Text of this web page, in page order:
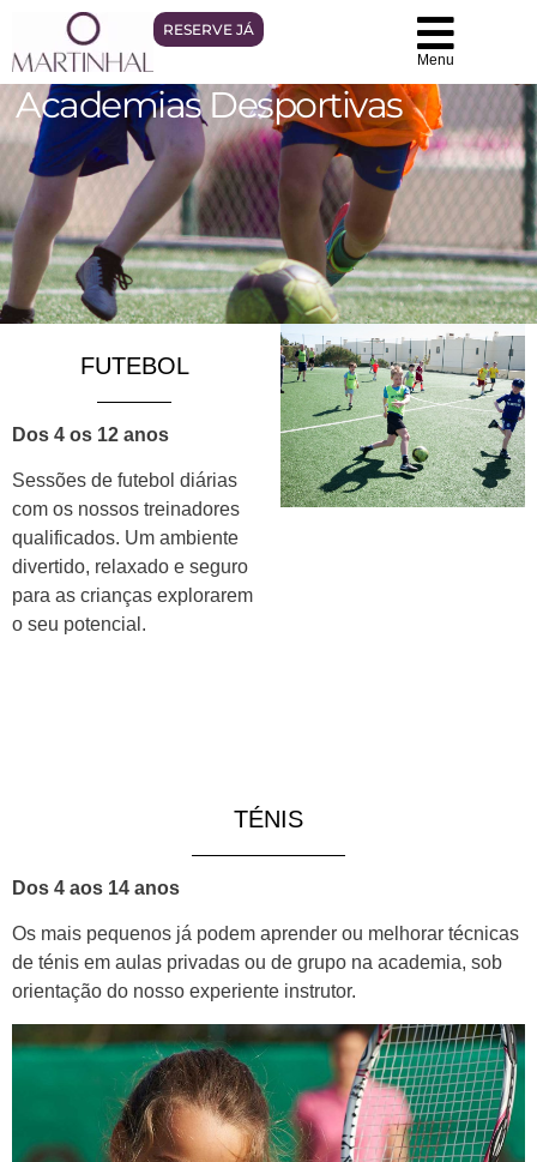
RESERVE JÁ
Menu
Academias Desportivas
FUTEBOL
Dos 4 os 12 anos
Sessões de futebol diárias
com os nossos treinadores
qualificados. Um ambiente
divertido, relaxado e seguro
para as crianças explorarem
o seu potencial.
TÉNIS
Dos 4 aos 14 anos
Os mais pequenos já podem aprender ou melhorar técnicas
de ténis em aulas privadas ou de grupo na academia, sob
orientação do nosso experiente instrutor.